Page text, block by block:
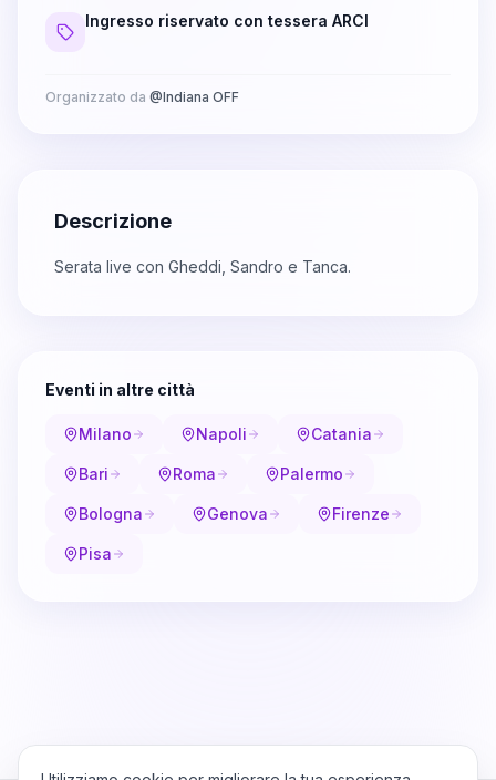
Ingresso riservato con tessera ARCI
Organizzato da @Indiana OFF
Descrizione
Serata live con Gheddi, Sandro e Tanca.
Eventi in altre città
Milano Napoli Catania
Bari Roma Palermo
Bologna Genova Firenze
Pisa